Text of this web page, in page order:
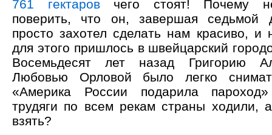
761 гектаровчего стоят! Почему не
поверить, что он, завершая седьмой
просто захотел сделать нам красиво, и
для этого пришлось в швейцарский
Восемьдесят лет назад Григорию
Любовью Орловой было легко
«Америка России подарила
трудяги по всем рекам страны ходили,
взять?